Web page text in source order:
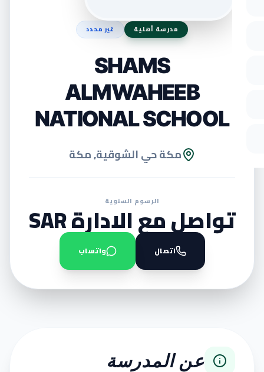
مدرسة أهلية غير محدد
SHAMS
ALMWAHEEB
NATIONAL SCHOOL
مكة حي الشوقية, مكة
الرسوم السنوية
تواصل مع الادارة SAR
اتصال واتساب
عن المدرسة